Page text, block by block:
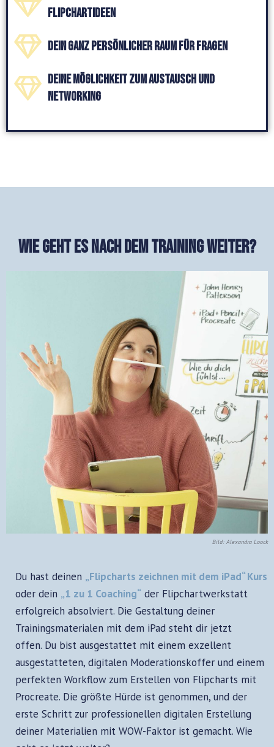
Flipchartideen
Dein ganz persönlicher Raum für Fragen
Deine Möglichkeit zum Austausch und
Networking
Wie geht es nach dem training weiter?
Bild: Alexandra Loock
Du hast deinen „Flipcharts zeichnen mit dem iPad“ Kurs
oder dein „1 zu 1 Coaching“ der Flipchartwerkstatt
erfolgreich absolviert. Die Gestaltung deiner
Trainingsmaterialen mit dem iPad steht dir jetzt
offen. Du bist ausgestattet mit einem exzellent
ausgestatteten, digitalen Moderationskoffer und einem
perfekten Workflow zum Erstellen von Flipcharts mit
Procreate. Die größte Hürde ist genommen, und der
erste Schritt zur professionellen digitalen Erstellung
deiner Materialien mit WOW-Faktor ist gemacht. Wie